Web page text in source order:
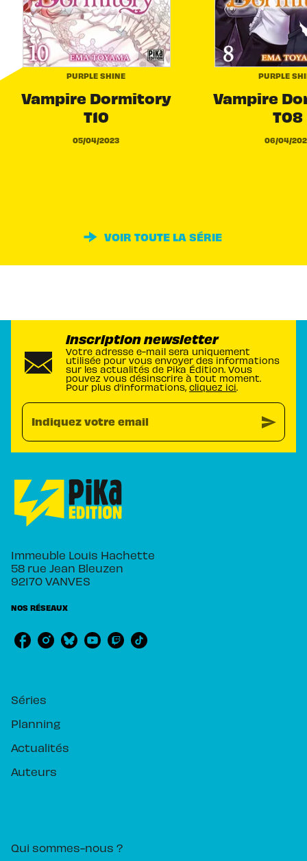
PURPLE SHINE
Vampire Dormitory
T10
05/04/2023
PURPLE
Vampire
T08
06/04/
VOIR TOUTE LA SÉRIE
Inscription newsletter
Votre adresse e-mail sera uniquement
utilisée pour vous envoyer des informations
sur les actualités de Pika Édition. Vous
pouvez vous désinscrire à tout moment.
Pour plus d’informations, cliquez ici.
Indiquez votre email send
Immeuble Louis Hachette
58 rue Jean Bleuzen
92170 VANVES
NOS RÉSEAUX
Séries
Planning
Actualités
Auteurs
Qui sommes-nous ?